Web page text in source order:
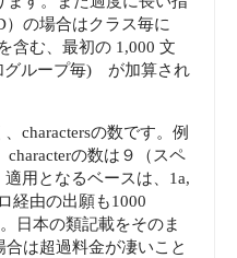
の場合はクラス毎に
含む、最初の 1,000 文
グループ毎) が加算され
charactersの数です。例
characterの数は９（スペ
用となるベースは、1a,
経由の出願も1000
日本の類記載をそのま
は超過料金が凄いこと